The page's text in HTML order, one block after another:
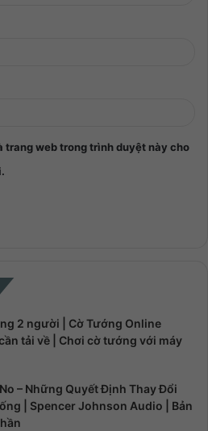
trang web trong trình duyệt này cho
2 người | Cờ Tướng Online
tải về | Chơi cờ tướng với máy
– Những Quyết Định Thay Đổi
| Spencer Johnson Audio | Bản